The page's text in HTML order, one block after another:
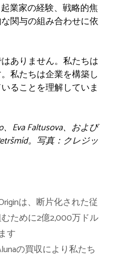
起業家の経験、戦略的焦
関与の組み合わせに依
ありません。私たちは
私たちは企業を構築し
ることを理解していま
Eva Faltusova、および
。写真：クレジッ
は、断片化された従
ために2億2,000万ドル
す
の買収により私たち